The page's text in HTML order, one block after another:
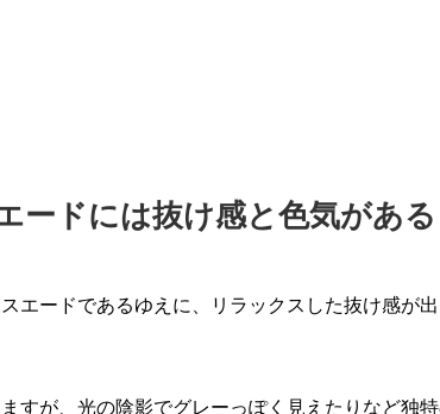
ードには抜け感と色気がある
エードであるゆえに、リラックスした抜け感が出
すが、光の陰影でグレーっぽく見えたりなど独